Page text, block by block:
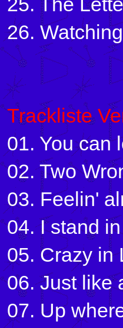
26.
Trackliste
01. You can
02. Two
03. Feelin'
04. I stand
05. Crazy in
06. Just like
07. Up